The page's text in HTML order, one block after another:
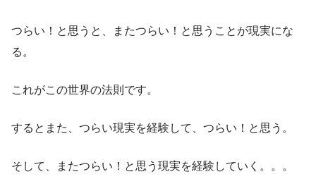
つらい！と思うと、またつらい！と思うことが現実にな
る。
これがこの世界の法則です。
するとまた、つらい現実を経験して、つらい！と思う。
そして、またつらい！と思う現実を経験していく。。。